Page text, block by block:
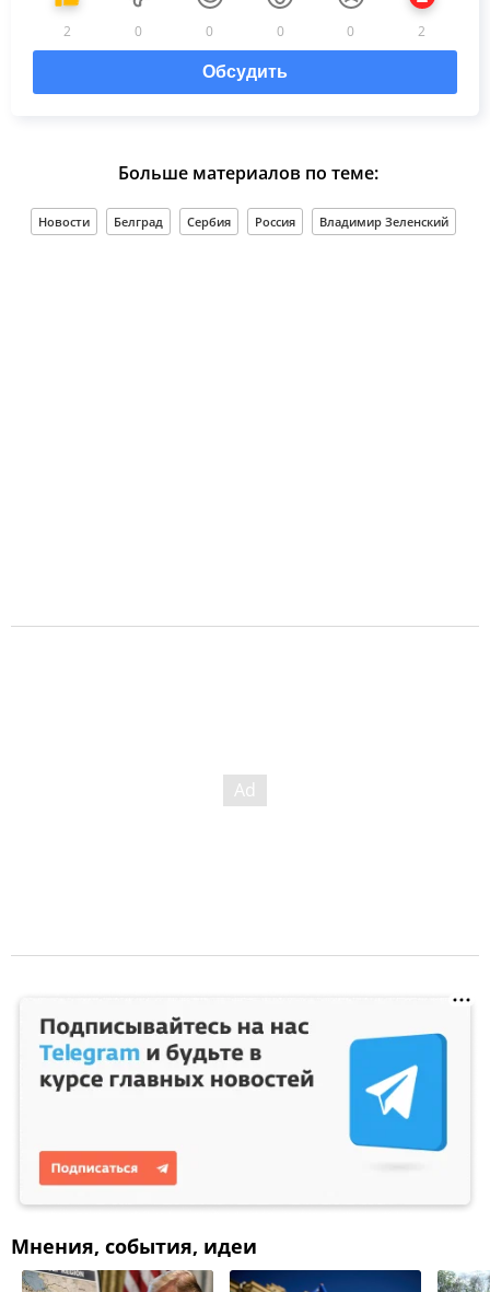
2 0 0 0 0 2
Обсудить
Больше материалов по теме:
Новости Белград Сербия Россия Владимир Зеленский
Мнения, события, идеи